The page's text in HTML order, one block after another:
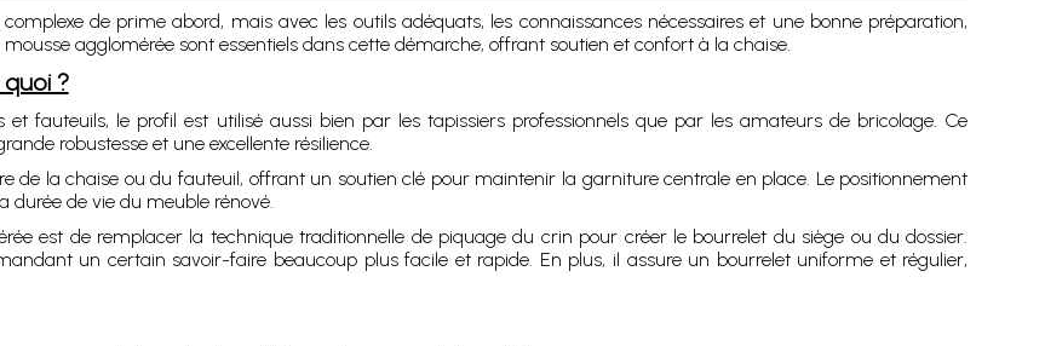
de prime abord, mais avec les outils adéquats, les connaissances nécessaires et une bonne préparation,
agglomérée sont essentiels dans cette démarche, offrant soutien et confort à la chaise.
?
fauteuils, le profil est utilisé aussi bien par les tapissiers professionnels que par les amateurs de bricolage. Ce
robustesse et une excellente résilience.
de la chaise ou du fauteuil, offrant un soutien clé pour maintenir la garniture centrale en place. Le positionnement
durée de vie du meuble rénové.
est de remplacer la technique traditionnelle de piquage du crin pour créer le bourrelet du siège ou du dossier.
un certain savoir-faire beaucoup plus facile et rapide. En plus, il assure un bourrelet uniforme et régulier,